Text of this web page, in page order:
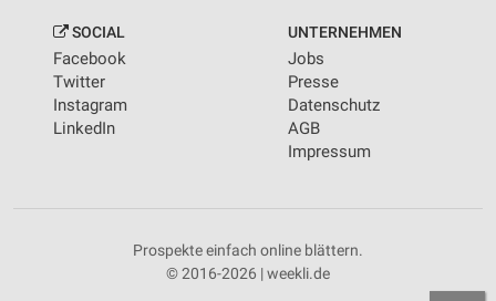
SOCIAL
Facebook
Twitter
Instagram
LinkedIn
UNTERNEHMEN
Jobs
Presse
Datenschutz
AGB
Impressum
Prospekte einfach online blättern.
© 2016-2026 | weekli.de